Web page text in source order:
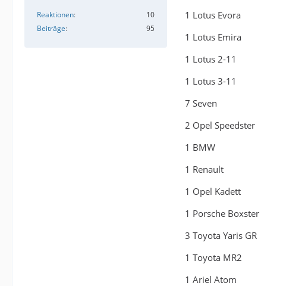
Reaktionen
10
Beiträge
95
1 Lotus Evora
1 Lotus Emira
1 Lotus 2-11
1 Lotus 3-11
7 Seven
2 Opel Speedster
1 BMW
1 Renault
1 Opel Kadett
1 Porsche Boxster
3 Toyota Yaris GR
1 Toyota MR2
1 Ariel Atom